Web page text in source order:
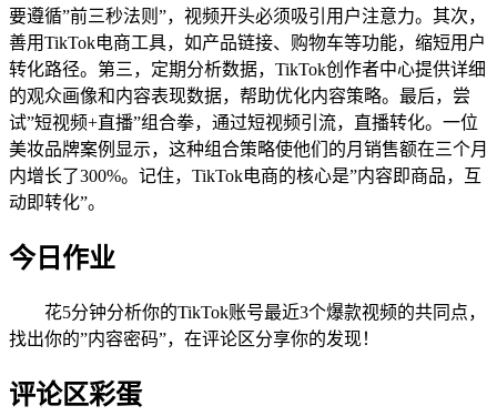
要遵循”前三秒法则”，视频开头必须吸引用户注意力。其次，
善用TikTok电商工具，如产品链接、购物车等功能，缩短用户
转化路径。第三，定期分析数据，TikTok创作者中心提供详细
的观众画像和内容表现数据，帮助优化内容策略。最后，尝
试”短视频+直播”组合拳，通过短视频引流，直播转化。一位
美妆品牌案例显示，这种组合策略使他们的月销售额在三个月
内增长了300%。记住，TikTok电商的核心是”内容即商品，互
动即转化”。
今日作业
花5分钟分析你的TikTok账号最近3个爆款视频的共同点，
找出你的”内容密码”，在评论区分享你的发现！
评论区彩蛋